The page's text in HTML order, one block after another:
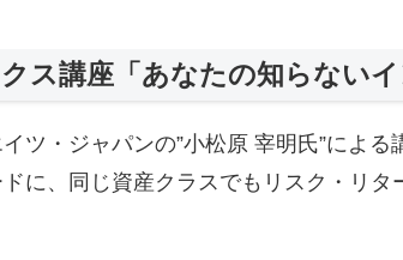
ス講座「あなたの知らないイ
ツ・ジャパンの”小松原 宰明氏”によ
に、同じ資産クラスでもリスク・リタ